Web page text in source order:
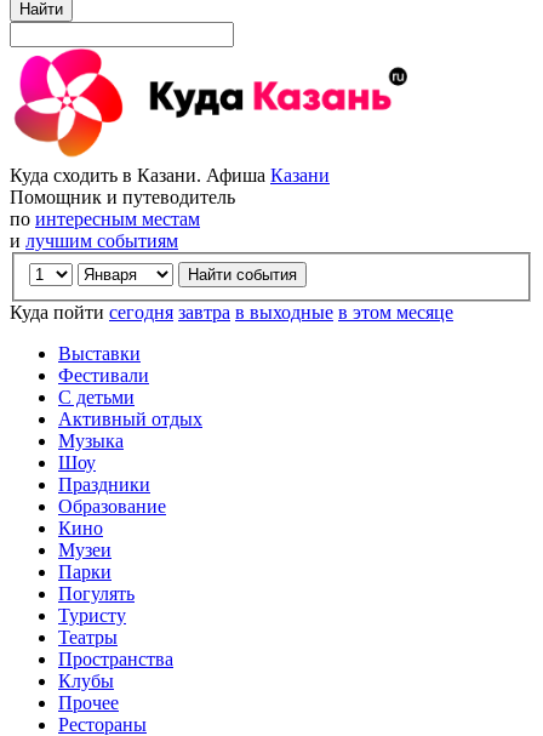
Найти
Куда сходить в Казани. Афиша Казани
Помощник и путеводитель
по интересным местам
и лучшим событиям
Куда пойти сегодня завтра в выходные в этом месяце
Выставки
Фестивали
С детьми
Активный отдых
Музыка
Шоу
Праздники
Образование
Кино
Музеи
Парки
Погулять
Туристу
Театры
Пространства
Клубы
Прочее
Рестораны